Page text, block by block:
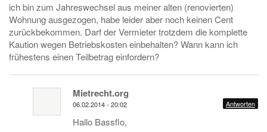
ich bin zum Jahreswechsel aus meiner alten (renovierten)
Wohnung ausgezogen, habe leider aber noch keinen Cent
zurückbekommen. Darf der Vermieter trotzdem die komplette
Kaution wegen Betriebskosten einbehalten? Wann kann ich
frühestens einen Teilbetrag einfordern?
Mietrecht.org
06.02.2014 - 20:02 Antworten
Hallo Bassflo,